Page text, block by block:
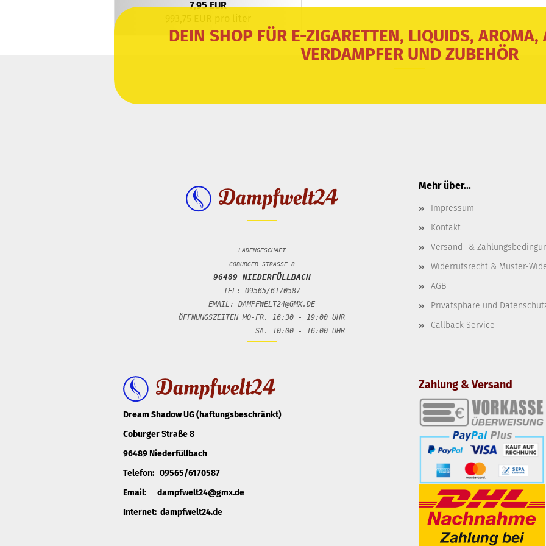
7,95 EUR
DEIN SHOP FÜR E-ZIGARETTEN, LIQUIDS, AROMA,
VERDAMPFER UND ZUBEHÖR
LADENGESCHÄFT
COBURGER STRASSE 8
96489 NIEDERFÜLLBACH
TEL: 09565/6170587
EMAIL: DAMPFWELT24@GMX.DE
ÖFFNUNGSZEITEN MO-FR. 16:30 - 19:00 UHR
SA. 10:00 - 16:00 UHR
Mehr über...
Impressum
Kontakt
Versand- &
Widerrufsrecht & Muster-
AGB
Privatsphäre und
Callback Service
Dream Shadow UG (haftungsbeschränkt)
Coburger Straße 8
96489 Niederfüllbach
Telefon: 09565/6170587
Email: dampfwelt24@gmx.de
Internet: dampfwelt24.de
Zahlung & Versand